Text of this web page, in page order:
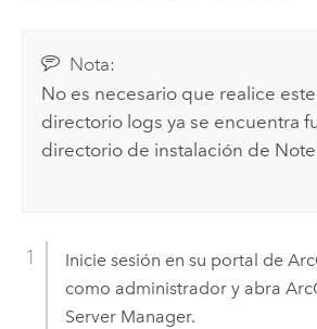
Nota:
No es necesario que realice este
directorio logs ya se encuentra
directorio de instalación de
Inicie sesión en su portal de
como administrador y abra
ServerManager.